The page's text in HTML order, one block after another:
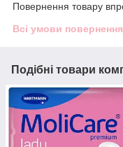
Повернення товару
Всі умови повернення
Подібні товари